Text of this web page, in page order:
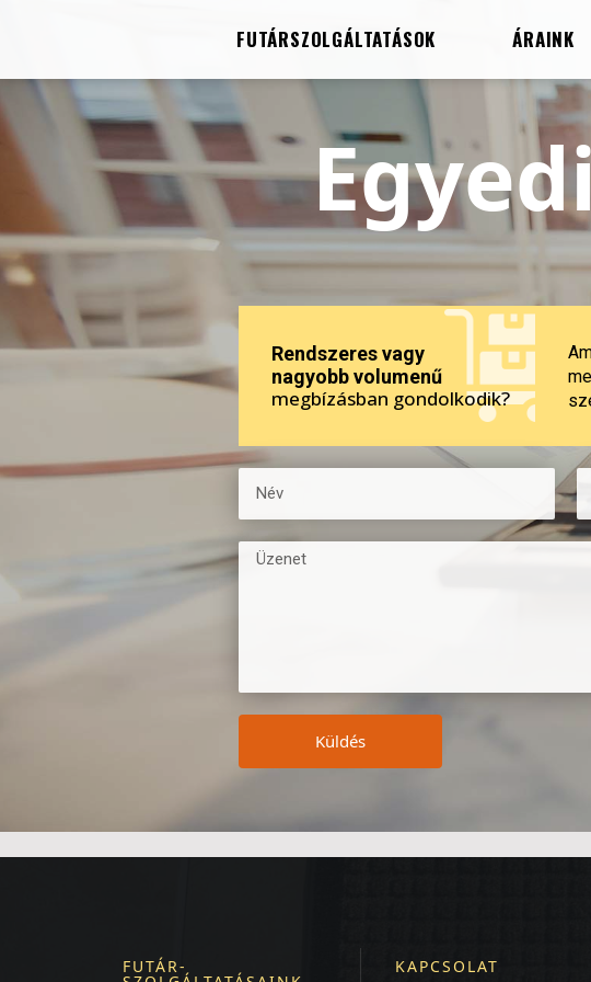
FUTÁRSZOLGÁLTATÁSOK ÁRAINK
Rendszeres vagy
nagyobb volumenű
megbízásban gondolkodik?
Küldés
FUTÁR- KAPCSOLAT